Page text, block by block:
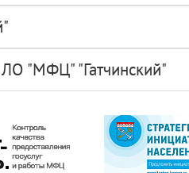
"МФЦ" "Гатчинский"